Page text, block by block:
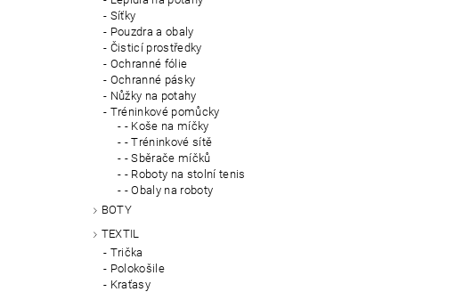
Síťky
Pouzdra a obaly
Čisticí prostředky
Ochranné fólie
Ochranné pásky
Nůžky na potahy
Tréninkové pomůcky
- Koše na míčky
- Tréninkové sítě
- Sběrače míčků
- Roboty na stolní tenis
- Obaly na roboty
BOTY
TEXTIL
Trička
Polokošile
Kraťasy